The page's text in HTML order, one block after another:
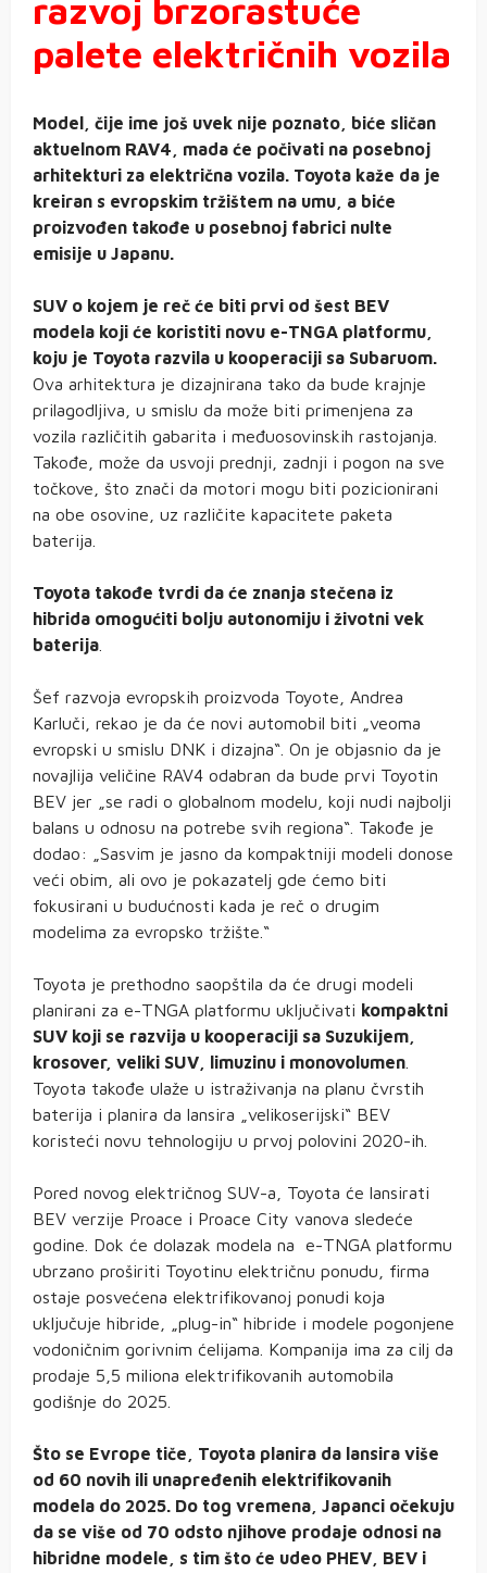
razvoj brzorastuće
palete električnih vozila
Model, čije ime još uvek nije poznato, biće sličan
aktuelnom RAV4, mada će počivati na posebnoj
arhitekturi za električna vozila. Toyota kaže da je
kreiran s evropskim tržištem na umu, a biće
proizvođen takođe u posebnoj fabrici nulte
emisije u Japanu.
SUV o kojem je reč će biti prvi od šest BEV
modela koji će koristiti novu e-TNGA platformu,
koju je Toyota razvila u kooperaciji sa Subaruom.
Ova arhitektura je dizajnirana tako da bude krajnje
prilagodljiva, u smislu da može biti primenjena za
vozila različitih gabarita i međuosovinskih rastojanja.
Takođe, može da usvoji prednji, zadnji i pogon na sve
točkove, što znači da motori mogu biti pozicionirani
na obe osovine, uz različite kapacitete paketa
baterija.
Toyota takođe tvrdi da će znanja stečena iz
hibrida omogućiti bolju autonomiju i životni vek
baterija
Šef razvoja evropskih proizvoda Toyote, Andrea
Karluči, rekao je da će novi automobil biti „veoma
evropski u smislu DNK i dizajna“. On je objasnio da je
novajlija veličine RAV4 odabran da bude prvi Toyotin
BEV jer „se radi o globalnom modelu, koji nudi najbolji
balans u odnosu na potrebe svih regiona“. Takođe je
dodao: „Sasvim je jasno da kompaktniji modeli donose
veći obim, ali ovo je pokazatelj gde ćemo biti
fokusirani u budućnosti kada je reč o drugim
modelima za evropsko tržište.“
Toyota je prethodno saopštila da će drugi modeli
planirani za e-TNGA platformu uključivati kompaktni
SUV koji se razvija u kooperaciji sa Suzukijem,
krosover, veliki SUV, limuzinu i monovolumen
Toyota takođe ulaže u istraživanja na planu čvrstih
baterija i planira da lansira „velikoserijski“ BEV
koristeći novu tehnologiju u prvoj polovini 2020-ih.
Pored novog električnog SUV-a, Toyota će lansirati
BEV verzije Proace i Proace City vanova sledeće
godine. Dok će dolazak modela na e-TNGA platformu
ubrzano proširiti Toyotinu električnu ponudu, firma
ostaje posvećena elektrifikovanoj ponudi koja
uključuje hibride, „plug-in“ hibride i modele pogonjene
vodoničnim gorivnim ćelijama. Kompanija ima za cilj da
prodaje 5,5 miliona elektrifikovanih automobila
godišnje do 2025.
Što se Evrope tiče, Toyota planira da lansira više
od 60 novih ili unapređenih elektrifikovanih
modela do 2025. Do tog vremena, Japanci očekuju
da se više od 70 odsto njihove prodaje odnosi na
hibridne modele, s tim što će udeo PHEV, BEV i